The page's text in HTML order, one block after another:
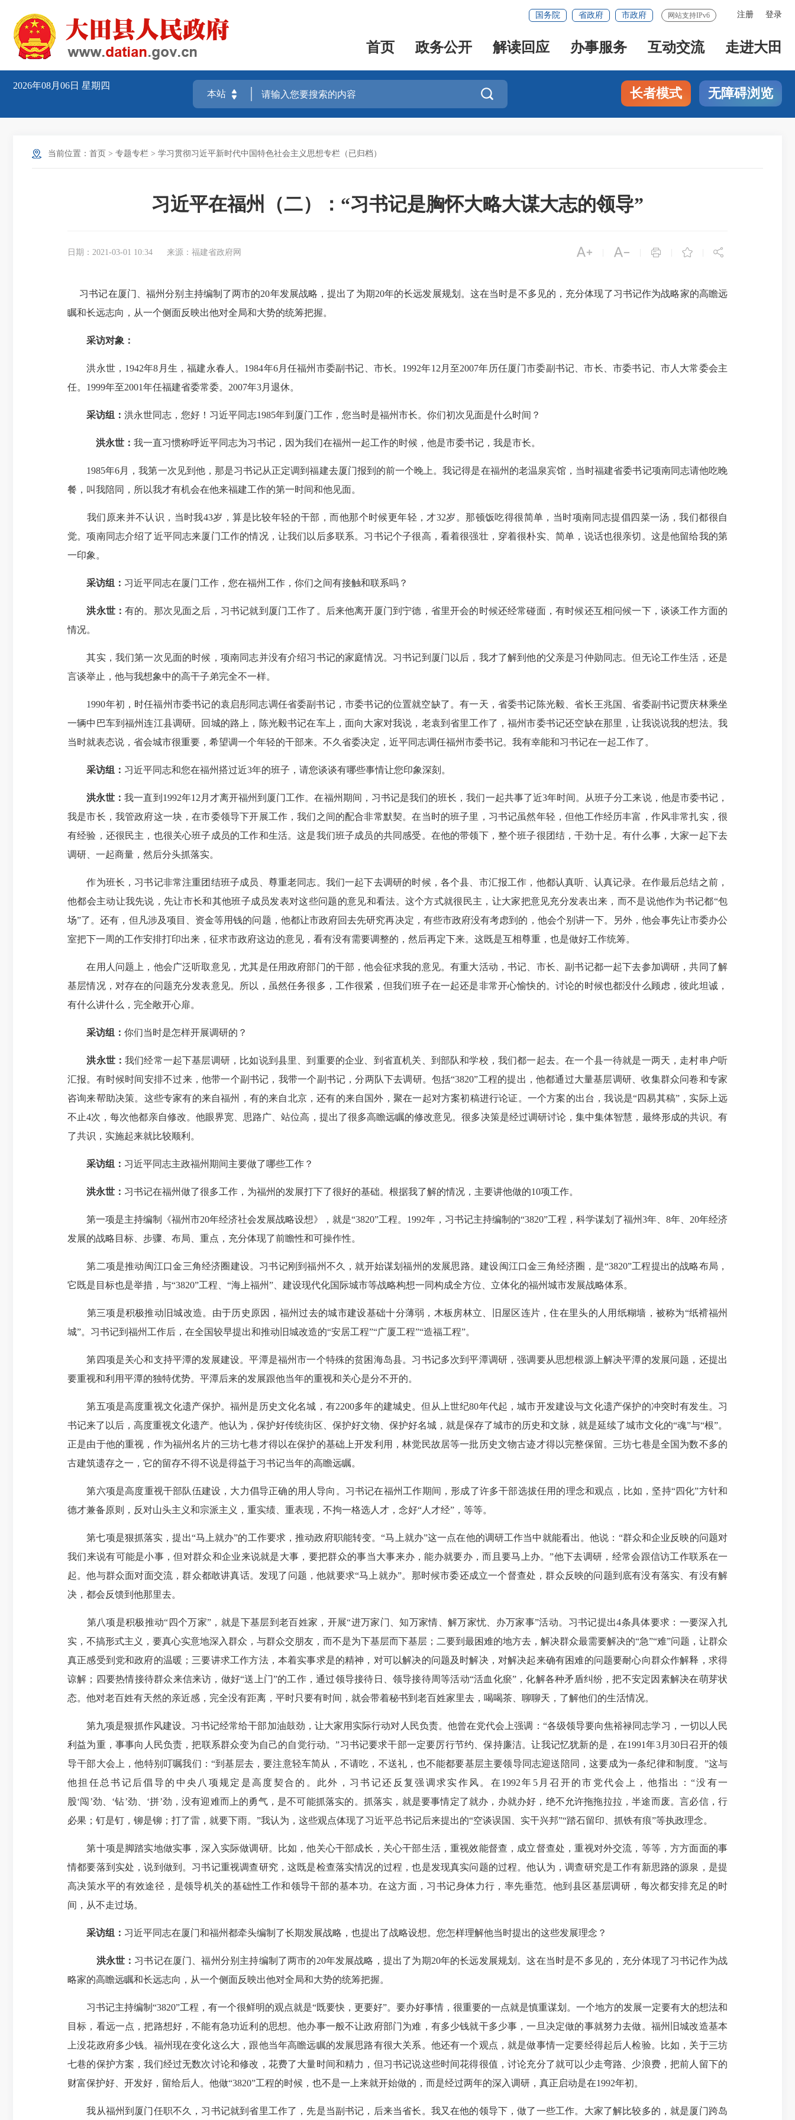
注册 登录
国务院 省政府 市政府 网站支持IPv6
首页 政务公开 解读回应 办事服务 互动交流 走进大田
2026年08月06日 星期四
 长者模式 无障碍浏览
当前位置： 首页 > 专题专栏 > 学习贯彻习近平新时代中国特色社会主义思想专栏（已归档）
习近平在福州（二）：“习书记是胸怀大略大谋大志的领导”
日期：2021-03-01 10:34 来源：福建省政府网     
习书记在厦门、福州分别主持编制了两市的20年发展战略，提出了为期20年的长远发展规划。这在当时是不多见的，充分体现了习书记作为战略家的高瞻远
瞩和长远志向，从一个侧面反映出他对全局和大势的统筹把握。
采访对象：
洪永世，1942年8月生，福建永春人。1984年6月任福州市委副书记、市长。1992年12月至2007年历任厦门市委副书记、市长、市委书记、市人大常委会主
任。1999年至2001年任福建省委常委。2007年3月退休。
采访组： 洪永世同志，您好！习近平同志1985年到厦门工作，您当时是福州市长。你们初次见面是什么时间？
洪永世： 我一直习惯称呼近平同志为习书记，因为我们在福州一起工作的时候，他是市委书记，我是市长。
1985年6月，我第一次见到他，那是习书记从正定调到福建去厦门报到的前一个晚上。我记得是在福州的老温泉宾馆，当时福建省委书记项南同志请他吃晚
餐，叫我陪同，所以我才有机会在他来福建工作的第一时间和他见面。
我们原来并不认识，当时我43岁，算是比较年轻的干部，而他那个时候更年轻，才32岁。那顿饭吃得很简单，当时项南同志提倡四菜一汤，我们都很自
觉。项南同志介绍了近平同志来厦门工作的情况，让我们以后多联系。习书记个子很高，看着很强壮，穿着很朴实、简单，说话也很亲切。这是他留给我的第
一印象。
采访组： 习近平同志在厦门工作，您在福州工作，你们之间有接触和联系吗？
洪永世：有的。那次见面之后，习书记就到厦门工作了。后来他离开厦门到宁德，省里开会的时候还经常碰面，有时候还互相问候一下，谈谈工作方面的
情况。
其实，我们第一次见面的时候，项南同志并没有介绍习书记的家庭情况。习书记到厦门以后，我才了解到他的父亲是习仲勋同志。但无论工作生活，还是
言谈举止，他与我想象中的高干子弟完全不一样。
1990年初，时任福州市委书记的袁启彤同志调任省委副书记，市委书记的位置就空缺了。有一天，省委书记陈光毅、省长王兆国、省委副书记贾庆林乘坐
一辆中巴车到福州连江县调研。回城的路上，陈光毅书记在车上，面向大家对我说，老袁到省里工作了，福州市委书记还空缺在那里，让我说说我的想法。我
当时就表态说，省会城市很重要，希望调一个年轻的干部来。不久省委决定，近平同志调任福州市委书记。我有幸能和习书记在一起工作了。
采访组： 习近平同志和您在福州搭过近3年的班子，请您谈谈有哪些事情让您印象深刻。
洪永世：我一直到1992年12月才离开福州到厦门工作。在福州期间，习书记是我们的班长，我们一起共事了近3年时间。从班子分工来说，他是市委书记，
我是市长，我管政府这一块，在市委领导下开展工作，我们之间的配合非常默契。在当时的班子里，习书记虽然年轻，但他工作经历丰富，作风非常扎实，很
有经验，还很民主，也很关心班子成员的工作和生活。这是我们班子成员的共同感受。在他的带领下，整个班子很团结，干劲十足。有什么事，大家一起下去
调研、一起商量，然后分头抓落实。
作为班长，习书记非常注重团结班子成员、尊重老同志。我们一起下去调研的时候，各个县、市汇报工作，他都认真听、认真记录。在作最后总结之前，
他都会主动让我先说，先让市长和其他班子成员发表对这些问题的意见和看法。这个方式就很民主，让大家把意见充分发表出来，而不是说他作为书记都“包
场”了。还有，但凡涉及项目、资金等用钱的问题，他都让市政府回去先研究再决定，有些市政府没有考虑到的，他会个别讲一下。另外，他会事先让市委办公
室把下一周的工作安排打印出来，征求市政府这边的意见，看有没有需要调整的，然后再定下来。这既是互相尊重，也是做好工作统筹。
在用人问题上，他会广泛听取意见，尤其是任用政府部门的干部，他会征求我的意见。有重大活动，书记、市长、副书记都一起下去参加调研，共同了解
基层情况，对存在的问题充分发表意见。所以，虽然任务很多，工作很紧，但我们班子在一起还是非常开心愉快的。讨论的时候也都没什么顾虑，彼此坦诚，
有什么讲什么，完全敞开心扉。
采访组： 你们当时是怎样开展调研的？
洪永世：我们经常一起下基层调研，比如说到县里、到重要的企业、到省直机关、到部队和学校，我们都一起去。在一个县一待就是一两天，走村串户听
汇报。有时候时间安排不过来，他带一个副书记，我带一个副书记，分两队下去调研。包括“3820”工程的提出，他都通过大量基层调研、收集群众问卷和专家
咨询来帮助决策。这些专家有的来自福州，有的来自北京，还有的来自国外，聚在一起对方案初稿进行论证。一个方案的出台，我说是“四易其稿”，实际上远
不止4次，每次他都亲自修改。他眼界宽、思路广、站位高，提出了很多高瞻远瞩的修改意见。很多决策是经过调研讨论，集中集体智慧，最终形成的共识。有
了共识，实施起来就比较顺利。
采访组： 习近平同志主政福州期间主要做了哪些工作？
洪永世： 习书记在福州做了很多工作，为福州的发展打下了很好的基础。根据我了解的情况，主要讲他做的10项工作。
第一项是主持编制《福州市20年经济社会发展战略设想》，就是“3820”工程。1992年，习书记主持编制的“3820”工程，科学谋划了福州3年、8年、20年经济
发展的战略目标、步骤、布局、重点，充分体现了前瞻性和可操作性。
第二项是推动闽江口金三角经济圈建设。习书记刚到福州不久，就开始谋划福州的发展思路。建设闽江口金三角经济圈，是“3820”工程提出的战略布局，
它既是目标也是举措，与“3820”工程、“海上福州”、建设现代化国际城市等战略构想一同构成全方位、立体化的福州城市发展战略体系。
第三项是积极推动旧城改造。由于历史原因，福州过去的城市建设基础十分薄弱，木板房林立、旧屋区连片，住在里头的人用纸糊墙，被称为“纸褙福州
城”。习书记到福州工作后，在全国较早提出和推动旧城改造的“安居工程”“广厦工程”“造福工程”。
第四项是关心和支持平潭的发展建设。平潭是福州市一个特殊的贫困海岛县。习书记多次到平潭调研，强调要从思想根源上解决平潭的发展问题，还提出
要重视和利用平潭的独特优势。平潭后来的发展跟他当年的重视和关心是分不开的。
第五项是高度重视文化遗产保护。福州是历史文化名城，有2200多年的建城史。但从上世纪80年代起，城市开发建设与文化遗产保护的冲突时有发生。习
书记来了以后，高度重视文化遗产。他认为，保护好传统街区、保护好文物、保护好名城，就是保存了城市的历史和文脉，就是延续了城市文化的“魂”与“根”。
正是由于他的重视，作为福州名片的三坊七巷才得以在保护的基础上开发利用，林觉民故居等一批历史文物古迹才得以完整保留。三坊七巷是全国为数不多的
古建筑遗存之一，它的留存不得不说是得益于习书记当年的高瞻远瞩。
第六项是高度重视干部队伍建设，大力倡导正确的用人导向。习书记在福州工作期间，形成了许多干部选拔任用的理念和观点，比如，坚持“四化”方针和
德才兼备原则，反对山头主义和宗派主义，重实绩、重表现，不拘一格选人才，念好“人才经”，等等。
第七项是狠抓落实，提出“马上就办”的工作要求，推动政府职能转变。“马上就办”这一点在他的调研工作当中就能看出。他说：“群众和企业反映的问题对
我们来说有可能是小事，但对群众和企业来说就是大事，要把群众的事当大事来办，能办就要办，而且要马上办。”他下去调研，经常会跟信访工作联系在一
起。他与群众面对面交流，群众都敢讲真话。发现了问题，他就要求“马上就办”。那时候市委还成立一个督查处，群众反映的问题到底有没有落实、有没有解
决，都会反馈到他那里去。
第八项是积极推动“四个万家”，就是下基层到老百姓家，开展“进万家门、知万家情、解万家忧、办万家事”活动。习书记提出4条具体要求：一要深入扎
实，不搞形式主义，要真心实意地深入群众，与群众交朋友，而不是为下基层而下基层；二要到最困难的地方去，解决群众最需要解决的“急”“难”问题，让群众
真正感受到党和政府的温暖；三要讲求工作方法，本着实事求是的精神，对可以解决的问题及时解决，对解决起来确有困难的问题要耐心向群众作解释，求得
谅解；四要热情接待群众来信来访，做好“送上门”的工作，通过领导接待日、领导接待周等活动“活血化瘀”，化解各种矛盾纠纷，把不安定因素解决在萌芽状
态。他对老百姓有天然的亲近感，完全没有距离，平时只要有时间，就会带着秘书到老百姓家里去，喝喝茶、聊聊天，了解他们的生活情况。
第九项是狠抓作风建设。习书记经常给干部加油鼓劲，让大家用实际行动对人民负责。他曾在党代会上强调：“各级领导要向焦裕禄同志学习，一切以人民
利益为重，事事向人民负责，把联系群众变为自己的自觉行动。”习书记要求干部一定要厉行节约、保持廉洁。让我记忆犹新的是，在1991年3月30日召开的领
导干部大会上，他特别叮嘱我们：“到基层去，要注意轻车简从，不请吃，不送礼，也不能都要基层主要领导同志迎送陪同，这要成为一条纪律和制度。”这与
他担任总书记后倡导的中央八项规定是高度契合的。此外，习书记还反复强调求实作风。在1992年5月召开的市党代会上，他指出：“没有一
股‘闯’劲、‘钻’劲、‘拼’劲，没有迎难而上的勇气，是不可能抓落实的。抓落实，就是要事情定了就办，办就办好，绝不允许拖拖拉拉，半途而废。言必信，行
必果；钉是钉，铆是铆；打了雷，就要下雨。”我认为，这些观点体现了习近平总书记后来提出的“空谈误国、实干兴邦”“踏石留印、抓铁有痕”等执政理念。
第十项是脚踏实地做实事，深入实际做调研。比如，他关心干部成长，关心干部生活，重视效能督查，成立督查处，重视对外交流，等等，方方面面的事
情都要落到实处，说到做到。习书记重视调查研究，这既是检查落实情况的过程，也是发现真实问题的过程。他认为，调查研究是工作有新思路的源泉，是提
高决策水平的有效途径，是领导机关的基础性工作和领导干部的基本功。在这方面，习书记身体力行，率先垂范。他到县区基层调研，每次都安排充足的时
间，从不走过场。
采访组： 习近平同志在厦门和福州都牵头编制了长期发展战略，也提出了战略设想。您怎样理解他当时提出的这些发展理念？
洪永世： 习书记在厦门、福州分别主持编制了两市的20年发展战略，提出了为期20年的长远发展规划。这在当时是不多见的，充分体现了习书记作为战
略家的高瞻远瞩和长远志向，从一个侧面反映出他对全局和大势的统筹把握。
习书记主持编制“3820”工程，有一个很鲜明的观点就是“既要快，更要好”。要办好事情，很重要的一点就是慎重谋划。一个地方的发展一定要有大的想法和
目标，看远一点，把路想好，不能有急功近利的思想。他办事一般不让政府部门为难，有多少钱就干多少事，一旦决定做的事就努力去做。福州旧城改造基本
上没花政府多少钱。福州现在变化这么大，跟他当年高瞻远瞩的发展思路有很大关系。他还有一个观点，就是做事情一定要经得起后人检验。比如，关于三坊
七巷的保护方案，我们经过无数次讨论和修改，花费了大量时间和精力，但习书记说这些时间花得很值，讨论充分了就可以少走弯路、少浪费，把前人留下的
财富保护好、开发好，留给后人。他做“3820”工程的时候，也不是一上来就开始做的，而是经过两年的深入调研，真正启动是在1992年初。
我从福州到厦门任职不久，习书记就到省里工作了，先是当副书记，后来当省长。我又在他的领导下，做了一些工作。大家了解比较多的，就是厦门跨岛